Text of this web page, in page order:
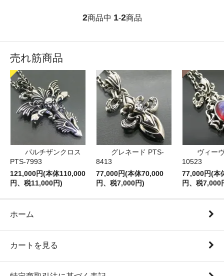
2商品中 1-2商品
売れ筋商品
パルチザンクロス
PTS-7993
121,000円(本体110,000
円、税11,000円)
グレネード PTS-
8413
77,000円(本体70,000
円、税7,000円)
ヴィー
10523
77,000円(本
円、税7,000
ホーム
カートを見る